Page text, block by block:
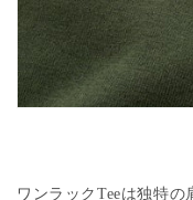
ワンラック Teeは独特の